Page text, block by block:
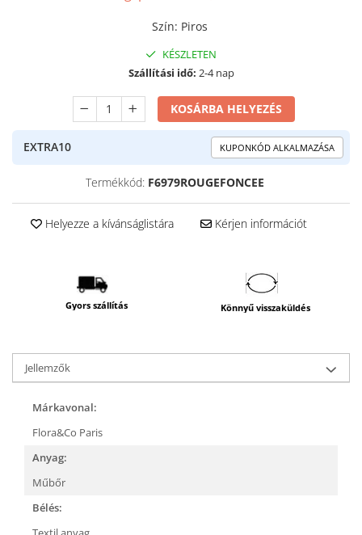
Szín: Piros
KÉSZLETEN
Szállítási idő: 2-4 nap
KOSÁRBA HELYEZÉS
EXTRA10 KUPONKÓD ALKALMAZÁSA
Termékkód: F6979ROUGEFONCEE
Helyezze a kívánságlistára Kérjen információt
Gyors szállítás Könnyű visszaküldés
Jellemzők
Márkavonal:
Flora&Co Paris
Anyag:
Műbőr
Bélés: